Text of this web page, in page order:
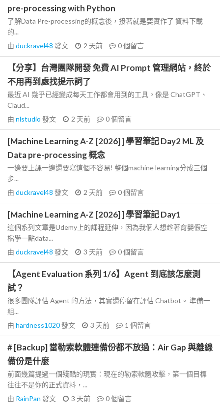
pre-processing with Python
了解Data Pre-processing的概念後，接著就是要實作了 資料下載
的...
由 duckravel48 發文 2 天前 0個留言
【分享】台灣團隊開發 免費 AI Prompt 管理網站，終於
不用再到處找提示詞了
最近 AI 幾乎已經變成每天工作都會用到的工具。像是 ChatGPT、
Claud...
由 nlstudio 發文 2 天前 0個留言
[Machine Learning A-Z [2026] ] 學習筆記 Day2 ML 及
Data pre-processing 概念
一邊要上課一邊還要寫這個不容易! 整個machine learning分成三個
步...
由 duckravel48 發文 2 天前 0個留言
[Machine Learning A-Z [2026] ] 學習筆記 Day1
這個系列文章是Udemy上的課程延伸，因為我個人想趁著育嬰假空
檔學一點data...
由 duckravel48 發文 3 天前 0個留言
【Agent Evaluation 系列 1/6】Agent 到底該怎麼測
試？
很多團隊評估 Agent 的方法，其實還停留在評估 Chatbot。 準備一
組...
由 hardness1020發文 3 天前 1 個留言
# [Backup] 當勒索軟體連備份都不放過：Air Gap 與離線
備份是什麼
前面幾篇提過一個殘酷的現實：現在的勒索軟體攻擊，第一個目標
往往不是你的正式資料，...
由 RainPan 發文 3 天前 0個留言